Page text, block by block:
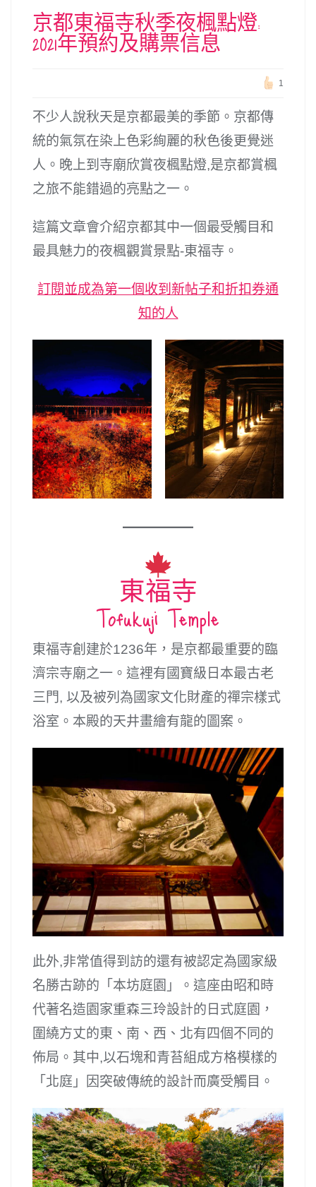
京都東福寺秋季夜楓點燈:
2021年預約及購票信息
1
不少人說秋天是京都最美的季節。京都傳
統的氣氛在染上色彩絢麗的秋色後更覺迷
人。晚上到寺廟欣賞夜楓點燈,是京都賞楓
之旅不能錯過的亮點之一。
這篇文章會介紹京都其中一個最受觸目和
最具魅力的夜楓觀賞景點-東福寺。
訂閱並成為第一個收到新帖子和折扣券通
知的人
東福寺
Tofukuji Temple
東福寺創建於1236年，是京都最重要的臨
濟宗寺廟之一。這裡有國寶級日本最古老
三門, 以及被列為國家文化財產的禪宗樣式
浴室。本殿的天井畫繪有龍的圖案。
此外,非常值得到訪的還有被認定為國家級
名勝古跡的「本坊庭園」。這座由昭和時
代著名造園家重森三玲設計的日式庭園，
圍繞方丈的東、南、西、北有四個不同的
佈局。其中,以石塊和青苔組成方格模樣的
「北庭」因突破傳統的設計而廣受觸目。